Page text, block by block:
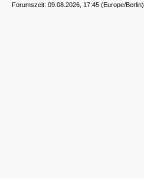
Forumszeit: 09.08.2026, 17:45 (Europe/Berlin)